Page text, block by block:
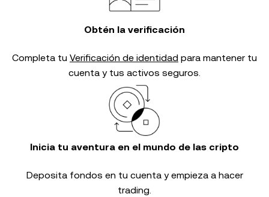
Obtén la verificación
Completa tu Verificación de identidad para mantener tu
cuenta y tus activos seguros.
Inicia tu aventura en el mundo de las cripto
Deposita fondos en tu cuenta y empieza a hacer
trading.